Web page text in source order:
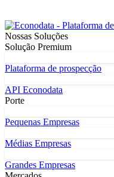
Nossas Soluções
Solução Premium
Plataforma de prospecção
API Econodata
Porte
Pequenas Empresas
Médias Empresas
Grandes Empresas